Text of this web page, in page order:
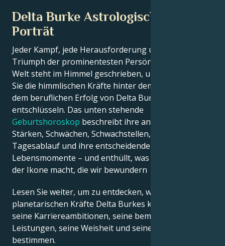
Delta Burke Astrologisches
Porträt
Jeder Kampf, jede Herausforderung und jeder
Triumph der prominentesten Persönlichkeiten der
Welt steht im Himmel geschrieben, und jetzt können
Sie die himmlischen Kräfte hinter dem Charme und
dem beruflichen Erfolg von Delta Burke
entschlüsseln. Das unten stehende
Geburtshoroskop beschreibt ihre angeborenen
Stärken, Schwächen, Schwachstellen, ihren
Tagesablauf und ihre entscheidenden
Lebensmomente – und enthüllt, was genau sie zu
der Ikone macht, die wir bewundern
Lesen Sie weiter, um zu entdecken, wie die
planetarischen Kräfte Delta Burkes kreatives Genie,
seine Karriereambitionen, seine bemerkenswerten
Leistungen, seine Weisheit und seinen Witz
bestimmen.